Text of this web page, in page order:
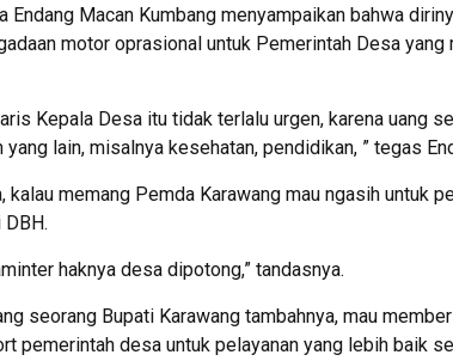
Endang Macan Kumbang menyampaikan bahwa
motor oprasional untuk Pemerintah Desa yang
Kepala Desa itu tidak terlalu urgen, karena uang
yang lain, misalnya kesehatan, pendidikan, ” tegas
kalau memang Pemda Karawang mau ngasih untuk
haknya desa dipotong,” tandasnya.
seorang Bupati Karawang tambahnya, mau
pemerintah desa untuk pelayanan yang lebih baik